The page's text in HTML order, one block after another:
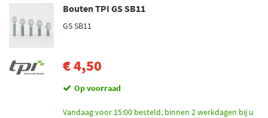
Bouten TPI GS SB11
GS SB11
€ 4,50
Op voorraad
Vandaag voor 15:00 besteld, binnen 2 werkdagen bij u